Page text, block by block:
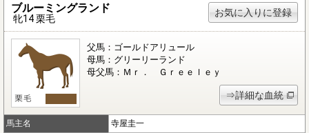
ブルーミングランド
牝14 栗毛
お気に入りに登録
父馬：ゴールドアリュール
母馬：グリーリーランド
母父馬：Ｍｒ． Ｇｒｅｅｌｅｙ
⇒詳細な血統
馬主名
寺屋圭一